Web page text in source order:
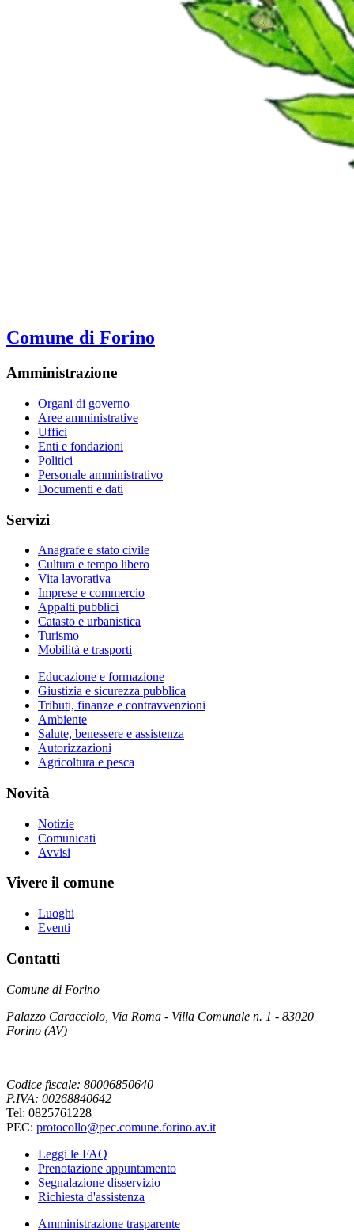
Comune di Forino
Amministrazione
Organi di governo
Aree amministrative
Uffici
Enti e fondazioni
Politici
Personale amministrativo
Documenti e dati
Servizi
Anagrafe e stato civile
Cultura e tempo libero
Vita lavorativa
Imprese e commercio
Appalti pubblici
Catasto e urbanistica
Turismo
Mobilità e trasporti
Educazione e formazione
Giustizia e sicurezza pubblica
Tributi, finanze e contravvenzioni
Ambiente
Salute, benessere e assistenza
Autorizzazioni
Agricoltura e pesca
Novità
Notizie
Comunicati
Avvisi
Vivere il comune
Luoghi
Eventi
Contatti
Comune di Forino
Palazzo Caracciolo, Via Roma - Villa Comunale n. 1 - 83020
Forino (AV)
Codice fiscale: 80006850640
P.IVA: 00268840642
Tel: 0825761228
PEC: protocollo@pec.comune.forino.av.it
Leggi le FAQ
Prenotazione appuntamento
Segnalazione disservizio
Richiesta d'assistenza
Amministrazione trasparente